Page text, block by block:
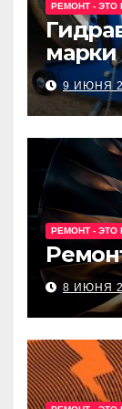
РЕМОНТ - ЭТО
марки
9 ИЮНЯ
РЕМОНТ - ЭТО
8 ИЮНЯ